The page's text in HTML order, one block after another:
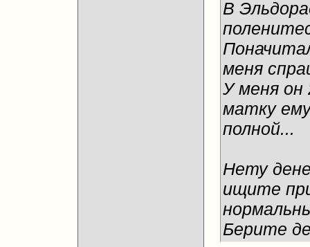
В
меня
У меня он
матку
полной...
Нету
ищите
Берите